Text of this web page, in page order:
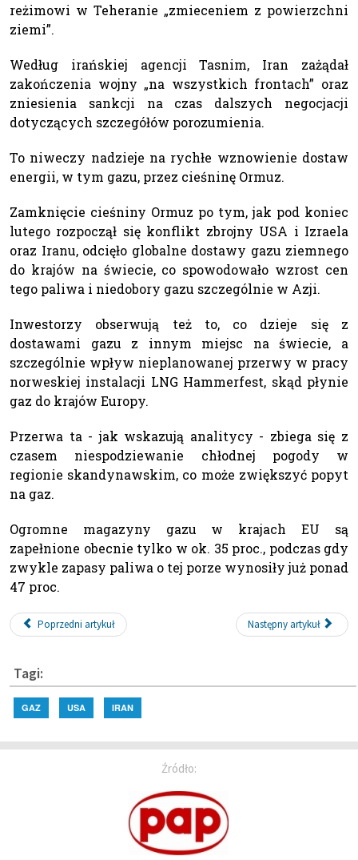
reżimowi w Teheranie „zmieceniem z powierzchni
ziemi”.
Według irańskiej agencji Tasnim, Iran zażądał
zakończenia wojny „na wszystkich frontach” oraz
zniesienia sankcji na czas dalszych negocjacji
dotyczących szczegółów porozumienia.
To niweczy nadzieje na rychłe wznowienie dostaw
energii, w tym gazu, przez cieśninę Ormuz.
Zamknięcie cieśniny Ormuz po tym, jak pod koniec
lutego rozpoczął się konflikt zbrojny USA i Izraela
oraz Iranu, odcięło globalne dostawy gazu ziemnego
do krajów na świecie, co spowodowało wzrost cen
tego paliwa i niedobory gazu szczególnie w Azji.
Inwestorzy obserwują też to, co dzieje się z
dostawami gazu z innym miejsc na świecie, a
szczególnie wpływ nieplanowanej przerwy w pracy
norweskiej instalacji LNG Hammerfest, skąd płynie
gaz do krajów Europy.
Przerwa ta - jak wskazują analitycy - zbiega się z
czasem niespodziewanie chłodnej pogody w
regionie skandynawskim, co może zwiększyć popyt
na gaz.
Ogromne magazyny gazu w krajach EU są
zapełnione obecnie tylko w ok. 35 proc., podczas gdy
zwykle zapasy paliwa o tej porze wynosiły już ponad
47 proc.
Poprzedni artykuł Następny artykuł
Tagi:
GAZ USA IRAN
Źródło: